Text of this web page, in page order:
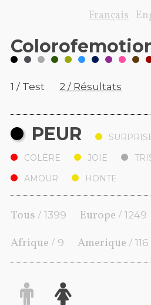
Colorof
1 / Test 2 / Résultats
Français
PEUR
COLÈRE
JOIE
AMOUR
HONTE
Tous / 1399 Europe / 1249
Afrique / 9 Amerique / 116